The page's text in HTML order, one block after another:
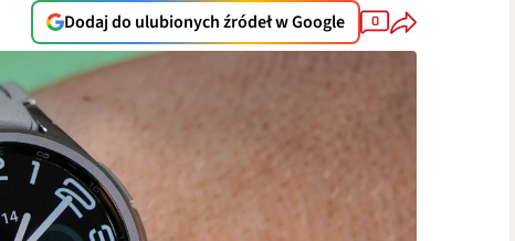
Dodaj do ulubionych źródeł w Google 0